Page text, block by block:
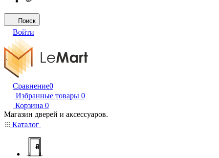
Поиск
Войти
Сравнение0
Избранные товары 0
Корзина 0
Магазин дверей и аксессуаров.
Каталог